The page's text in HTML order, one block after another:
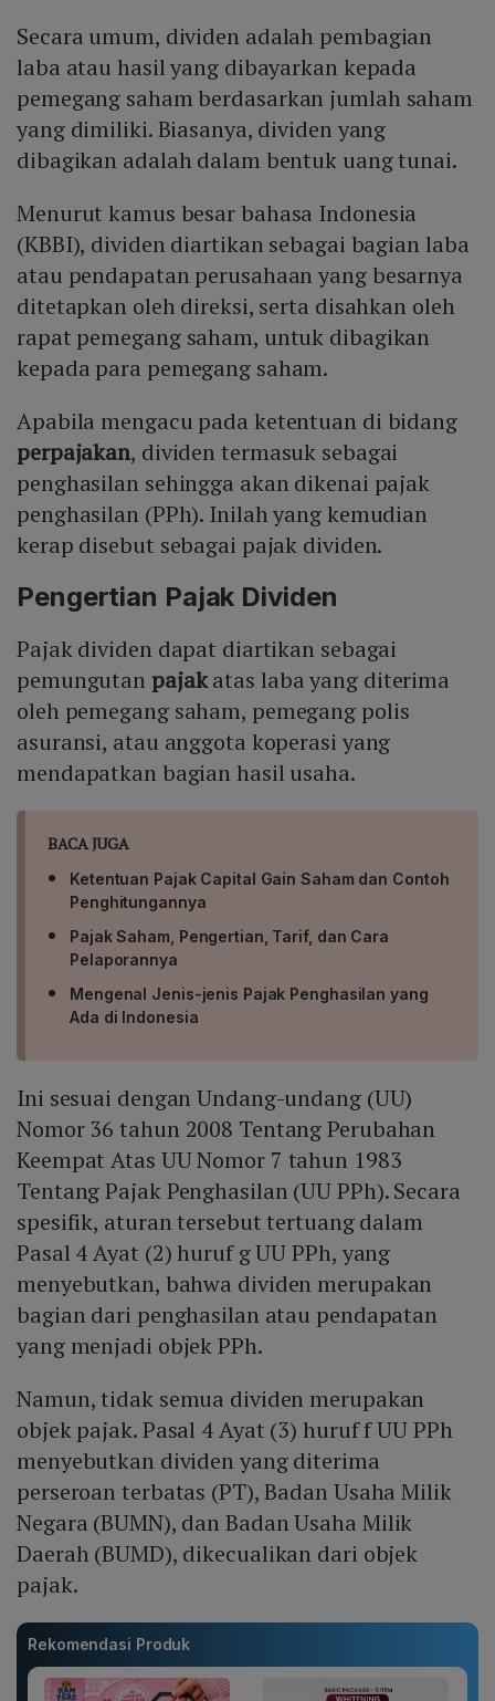
Secara umum, dividen adalah pembagian
laba atau hasil yang dibayarkan kepada
pemegang saham berdasarkan jumlah saham
yang dimiliki. Biasanya, dividen yang
dibagikan adalah dalam bentuk uang tunai.
Menurut kamus besar bahasa Indonesia
(KBBI), dividen diartikan sebagai bagian laba
atau pendapatan perusahaan yang besarnya
ditetapkan oleh direksi, serta disahkan oleh
rapat pemegang saham, untuk dibagikan
kepada para pemegang saham.
Apabila mengacu pada ketentuan di bidang
perpajakan, dividen termasuk sebagai
penghasilan sehingga akan dikenai pajak
penghasilan (PPh). Inilah yang kemudian
kerap disebut sebagai pajak dividen.
Pengertian Pajak Dividen
Pajak dividen dapat diartikan sebagai
pemungutan pajakatas laba yang diterima
oleh pemegang saham, pemegang polis
asuransi, atau anggota koperasi yang
mendapatkan bagian hasil usaha.
BACA JUGA
Ketentuan Pajak Capital Gain Saham dan Contoh
Penghitungannya
Pajak Saham, Pengertian, Tarif, dan Cara
Pelaporannya
Mengenal Jenis-jenis Pajak Penghasilan yang
Ada di Indonesia
Ini sesuai dengan Undang-undang (UU)
Nomor 36 tahun 2008 Tentang Perubahan
Keempat Atas UU Nomor 7 tahun 1983
Tentang Pajak Penghasilan (UU PPh). Secara
spesifik, aturan tersebut tertuang dalam
Pasal 4 Ayat (2) huruf g UU PPh, yang
menyebutkan, bahwa dividen merupakan
bagian dari penghasilan atau pendapatan
yang menjadi objek PPh.
Namun, tidak semua dividen merupakan
objek pajak. Pasal 4 Ayat (3) huruf f UU PPh
menyebutkan dividen yang diterima
perseroan terbatas (PT), Badan Usaha Milik
Negara (BUMN), dan Badan Usaha Milik
Daerah (BUMD), dikecualikan dari objek
pajak.
Rekomendasi Produk